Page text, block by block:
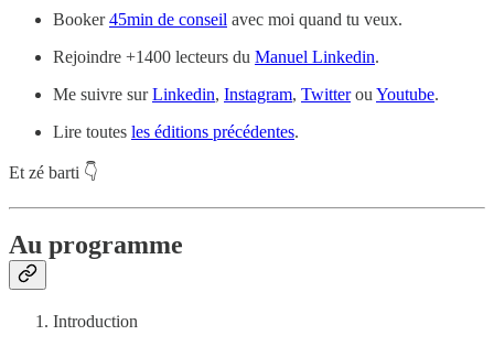
Booker45min de conseil avec moi quand tu veux.
Rejoindre +1400 lecteurs du Manuel Linkedin.
Me suivre surLinkedin, Instagram, Twitterou Youtube.
Lire toutes les éditions précédentes.
Et zé barti 👇
Au programme
Introduction